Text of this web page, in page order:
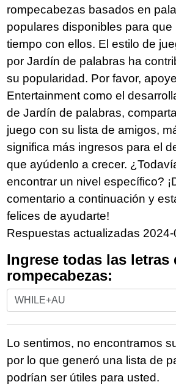
rompecabezas basados en
populares disponibles para que
tiempo con ellos. El estilo de
por Jardín de palabras ha
su popularidad. Por favor,
Entertainment como el
de Jardín de palabras,
juego con su lista de amigos,
significa más ingresos para el
que ayúdenlo a crecer.
encontrar un nivel específico?
comentario a continuación y
felices de ayudarte!
Respuestas actualizadas 2024-
Ingrese todas las letras
rompecabezas:
Ingrese
todas
letras
del
rompecabezas:
Lo sentimos, no encontramos
por lo que generó una lista de
podrían ser útiles para usted.